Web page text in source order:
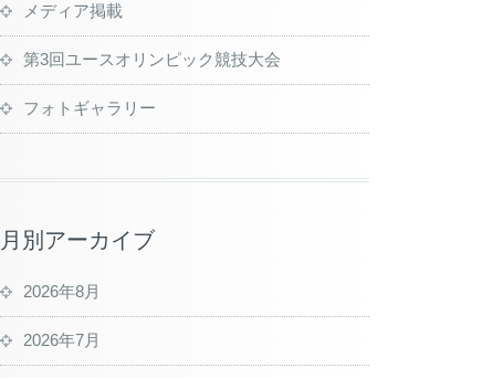
メディア掲載
第3回ユースオリンピック競技大会
フォトギャラリー
月別アーカイブ
2026年8月
2026年7月